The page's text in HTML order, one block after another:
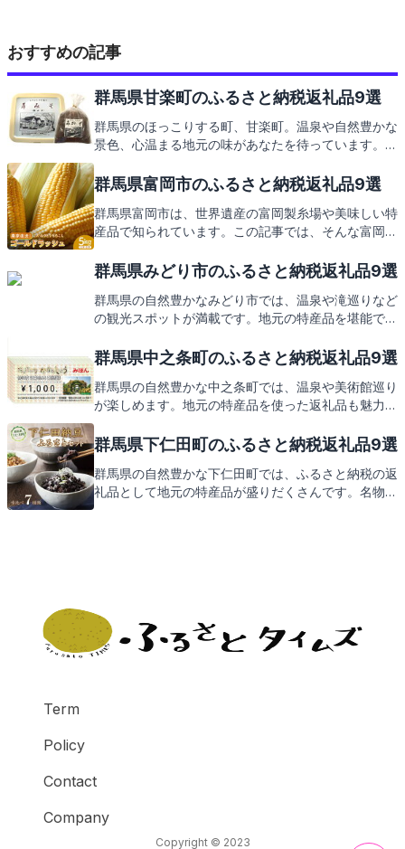
おすすめの記事
群馬県甘楽町のふるさと納税返礼品9選
群馬県のほっこりする町、甘楽町。温泉や自然豊かな
景色、心温まる地元の味があなたを待っています。こ
しみに。
群馬県富岡市のふるさと納税返礼品9選
群馬県富岡市は、世界遺産の富岡製糸場や美味しい特
産品で知られています。この記事では、そんな富岡市
ふるさと納税で受け取れる返礼品にもご期待くださ
群馬県みどり市のふるさと納税返礼品9選
群馬県の自然豊かなみどり市では、温泉や滝巡りなど
の観光スポットが満載です。地元の特産品を堪能でき
らの心温まる返礼品をご紹介します。お楽しみに！
群馬県中之条町のふるさと納税返礼品9選
群馬県の自然豊かな中之条町では、温泉や美術館巡り
が楽しめます。地元の特産品を使った返礼品も魅力
群馬県下仁田町のふるさと納税返礼品9選
群馬県の自然豊かな下仁田町では、ふるさと納税の返
礼品として地元の特産品が盛りだくさんです。名物の
Term
Policy
Contact
Company
Copyright © 2023